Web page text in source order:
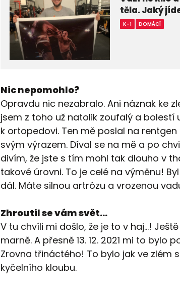
těla. Jaký
K-1 DOMÁCÍ
Nic nepomohlo?
Opravdu nic nezabralo. Ani náznak ke
jsem z toho už natolik zoufalý a bolestí
k ortopedovi. Ten mě poslal na
svým výrazem. Díval se na mě a po
divím, že jste s tím mohl tak dlouho v
takové úrovni. To je celé na výměnu!
dál. Máte silnou artrózu a vrozenou
Zhroutil se vám svět…
V tu chvíli mi došlo, že je to v haj...!
marně. A přesně 13. 12. 2021 mi to bylo
Zrovna třináctého! To bylo jak ve zlém
kyčelního kloubu.